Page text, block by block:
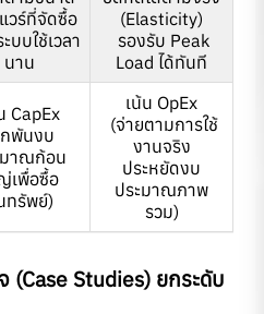
วร์ที่จัดซื้อ
บบใช้เวลา
นาน
(Elasticity)
รองรับ Peak
Load ได้ทันที
CapEx
พันงบ
มาณก้อน
เพื่อซื้อ
ทรัพย์)
เน้น OpEx
(จ่ายตามการใช้
งานจริง
ประหยัดงบ
ประมาณภาพ
รวม)
(Case Studies) ยกระดับ